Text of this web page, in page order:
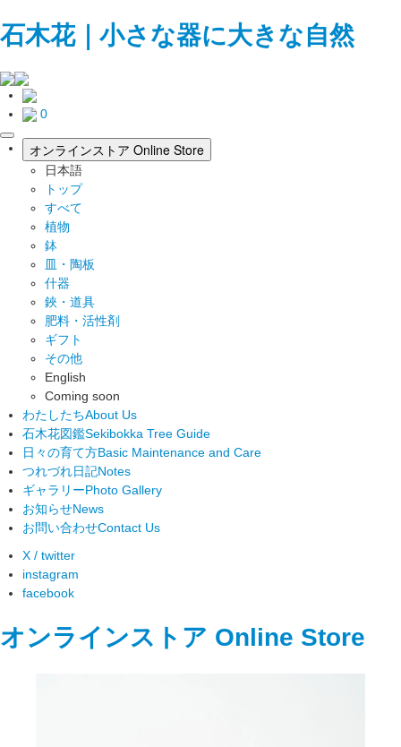
石木花｜小さな器に大きな自然
0
toggle
navigation
オンラインストア Online Store
日本語
トップ
すべて
植物
鉢
皿・陶板
什器
鋏・道具
肥料・活性剤
ギフト
その他
English
Coming soon
わたしたちAbout Us
石木花図鑑Sekibokka Tree Guide
日々の育て方Basic Maintenance and Care
つれづれ日記Notes
ギャラリーPhoto Gallery
お知らせNews
お問い合わせContact Us
X / twitter
instagram
facebook
オンラインストア Online Store